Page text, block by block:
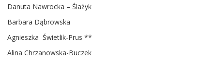
Danuta Nawrocka – Ślażyk
Barbara Dąbrowska
Agnieszka Świetlik-Prus **
Alina Chrzanowska-Buczek